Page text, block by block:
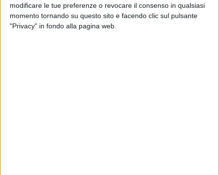
modificare le tue preferenze o revocare il consenso in qualsiasi
momento tornando su questo sito e facendo clic sul pulsante
"Privacy" in fondo alla pagina web.